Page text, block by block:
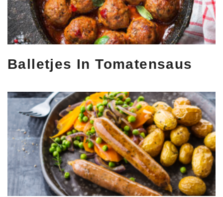
Balletjes In Tomatensaus